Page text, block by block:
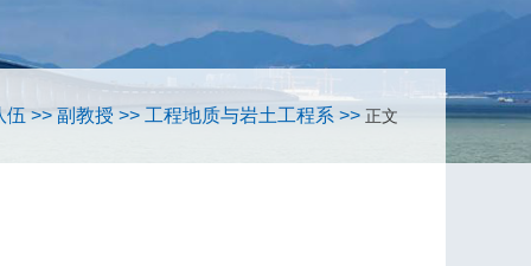
伍 >> 副教授 >> 工程地质与岩土工程系 >> 正文